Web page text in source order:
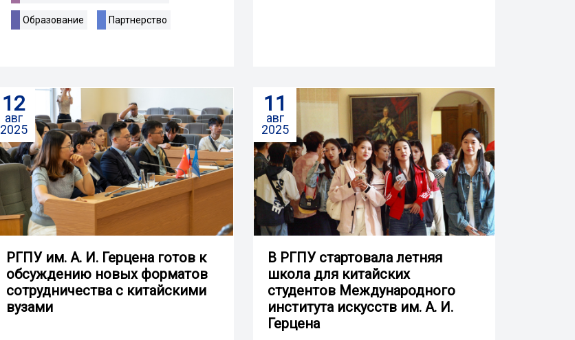
Образование Партнерство
12
авг
2025
РГПУ им. А. И. Герцена готов к
обсуждению новых форматов
сотрудничества с китайскими
вузами
11
авг
2025
В РГПУ стартовала летняя
школа для китайских
студентов Международного
института искусств им. А. И.
Герцена